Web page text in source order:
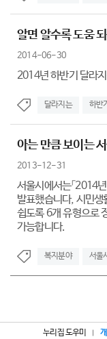
알면 알수록 도움
2014-06-30
2014년 하반기 달라
달라지는 하반기
아는 만큼 보이는
2013-12-31
서울시에서는「2014
발표했습니다, 시민생
쉽도록 6개 유형으로
가능합니다.
복지분야 서울
누리집 도우미